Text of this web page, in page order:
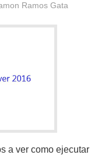
Ramos Gata
a ver como ejecutar